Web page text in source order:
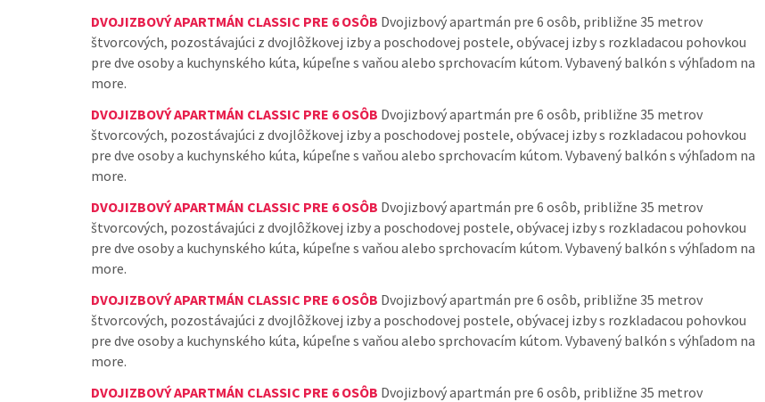
DVOJIZBOVÝ APARTMÁN CLASSIC PRE 6 OSÔB Dvojizbový apartmán pre 6 osôb, približne 35 metrov
štvorcových, pozostávajúci z dvojlôžkovej izby a poschodovej postele, obývacej izby s rozkladacou pohovkou
pre dve osoby a kuchynského kúta, kúpeľne s vaňou alebo sprchovacím kútom. Vybavený balkón s výhľadom na
more.
DVOJIZBOVÝ APARTMÁN CLASSIC PRE 6 OSÔB Dvojizbový apartmán pre 6 osôb, približne 35 metrov
štvorcových, pozostávajúci z dvojlôžkovej izby a poschodovej postele, obývacej izby s rozkladacou pohovkou
pre dve osoby a kuchynského kúta, kúpeľne s vaňou alebo sprchovacím kútom. Vybavený balkón s výhľadom na
more.
DVOJIZBOVÝ APARTMÁN CLASSIC PRE 6 OSÔB Dvojizbový apartmán pre 6 osôb, približne 35 metrov
štvorcových, pozostávajúci z dvojlôžkovej izby a poschodovej postele, obývacej izby s rozkladacou pohovkou
pre dve osoby a kuchynského kúta, kúpeľne s vaňou alebo sprchovacím kútom. Vybavený balkón s výhľadom na
more.
DVOJIZBOVÝ APARTMÁN CLASSIC PRE 6 OSÔB Dvojizbový apartmán pre 6 osôb, približne 35 metrov
štvorcových, pozostávajúci z dvojlôžkovej izby a poschodovej postele, obývacej izby s rozkladacou pohovkou
pre dve osoby a kuchynského kúta, kúpeľne s vaňou alebo sprchovacím kútom. Vybavený balkón s výhľadom na
more.
DVOJIZBOVÝ APARTMÁN CLASSIC PRE 6 OSÔB Dvojizbový apartmán pre 6 osôb, približne 35 metrov